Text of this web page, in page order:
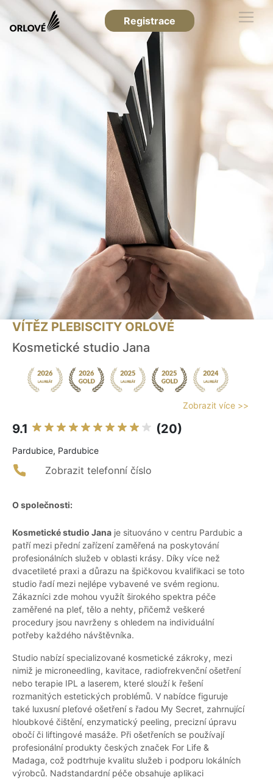
Registrace
VÍTĚZ PLEBISCITY ORLOVÉ
Kosmetické studio Jana
Zobrazit více >>
9.1 (20)
Pardubice, Pardubice
Zobrazit telefonní číslo
O společnosti:
Kosmetické studio Jana je situováno v centru Pardubic a
patří mezi přední zařízení zaměřená na poskytování
profesionálních služeb v oblasti krásy. Díky více než
dvacetileté praxi a důrazu na špičkovou kvalifikaci se toto
studio řadí mezi nejlépe vybavené ve svém regionu.
Zákazníci zde mohou využít širokého spektra péče
zaměřené na pleť, tělo a nehty, přičemž veškeré
procedury jsou navrženy s ohledem na individuální
potřeby každého návštěvníka.
Studio nabízí specializované kosmetické zákroky, mezi
nimiž je microneedling, kavitace, radiofrekvenční ošetření
nebo terapie IPL a laserem, které slouží k řešení
rozmanitých estetických problémů. V nabídce figuruje
také luxusní pleťové ošetření s řadou My Secret, zahrnující
hloubkové čištění, enzymatický peeling, precizní úpravu
obočí či liftingové masáže. Při ošetřeních se používají
profesionální produkty českých značek For Life &
Madaga, což podtrhuje kvalitu služeb i podporu lokálních
výrobců. Nadstandardní péče obsahuje aplikaci